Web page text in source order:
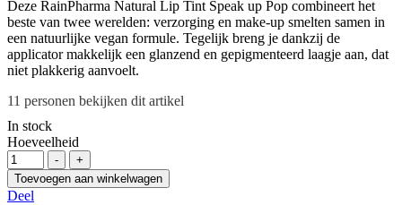
Deze RainPharma Natural Lip Tint Speak up Pop combineert het
beste van twee werelden: verzorging en make-up smelten samen in
een natuurlijke vegan formule. Tegelijk breng je dankzij de
applicator makkelijk een glanzend en gepigmenteerd laagje aan, dat
niet plakkerig aanvoelt.
11 personen bekijken dit artikel
In stock
Hoeveelheid
-
+
Toevoegen aan winkelwagen
Deel